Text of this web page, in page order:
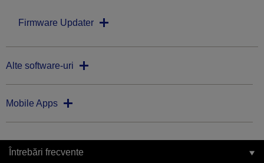
Firmware Updater
Alte software-uri
Mobile Apps
Întrebări frecvente